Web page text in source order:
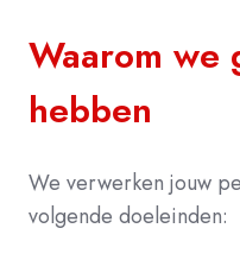
Waarom we
hebben
We verwerken jouw
volgende doeleinden: